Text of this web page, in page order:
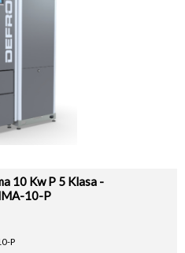
10 Kw P 5 Klasa -
10-P
P